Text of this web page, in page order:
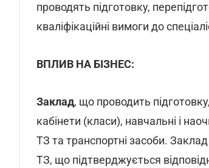
проводять підготовку,
кваліфікаційні вимоги до
ВПЛИВ НА БІЗНЕС:
Заклад, що проводить
кабінети (класи), навчальні і
ТЗ та транспортні засоби.
ТЗ, що підтверджується